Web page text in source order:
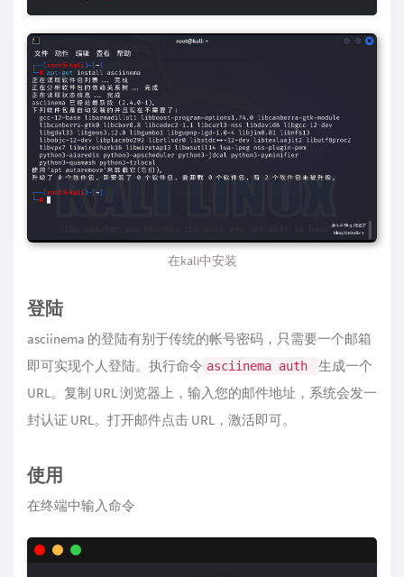
在kali中安装
登陆
asciinema 的登陆有别于传统的帐号密码，只需要一个邮箱
即可实现个人登陆。执行命令 asciinema auth
生成一个
URL。复制 URL 浏览器上，输入您的邮件地址，系统会发一
封认证 URL。打开邮件点击 URL，激活即可。
使用
在终端中输入命令